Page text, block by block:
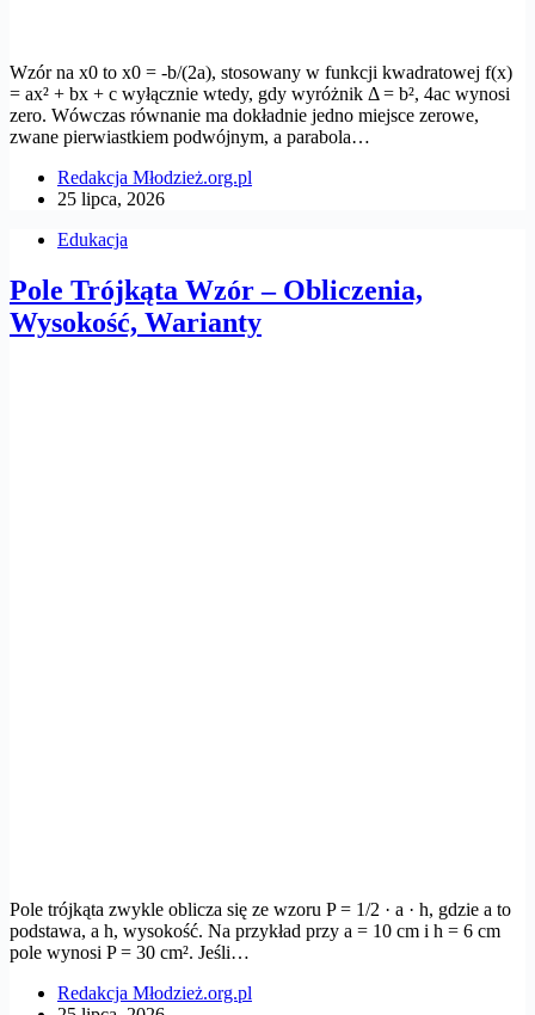
Wzór na x0 to x0 = -b/(2a), stosowany w funkcji kwadratowej f(x)
= ax² + bx + c wyłącznie wtedy, gdy wyróżnik Δ = b², 4ac wynosi
zero. Wówczas równanie ma dokładnie jedno miejsce zerowe,
zwane pierwiastkiem podwójnym, a parabola…
Redakcja Młodzież.org.pl
25 lipca, 2026
Edukacja
Pole Trójkąta Wzór – Obliczenia,
Wysokość, Warianty
Pole trójkąta zwykle oblicza się ze wzoru P = 1/2 · a · h, gdzie a to
podstawa, a h, wysokość. Na przykład przy a = 10 cm i h = 6 cm
pole wynosi P = 30 cm². Jeśli…
Redakcja Młodzież.org.pl